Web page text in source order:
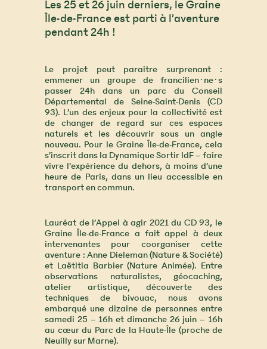
Les 25 et 26 juin derniers, le Graine
Île-de-France est parti à l’aventure
pendant 24h !
Le projet peut paraitre surprenant :
emmener un groupe de francilien·ne·s
passer 24h dans un parc du Conseil
Départemental de Seine-Saint-Denis (CD
93). L’un des enjeux pour la collectivité est
de changer de regard sur ces espaces
naturels et les découvrir sous un angle
nouveau. Pour le Graine Île-de-France, cela
s’inscrit dans la Dynamique Sortir IdF – faire
vivre l’expérience du dehors, à moins d’une
heure de Paris, dans un lieu accessible en
transport en commun.
Lauréat de l’Appel à agir 2021 du CD 93, le
Graine Île-de-France a fait appel à deux
intervenantes pour coorganiser cette
aventure : Anne Dieleman (Nature & Société)
et Laëtitia Barbier (Nature Animée). Entre
observations naturalistes, géocaching,
atelier artistique, découverte des
techniques de bivouac, nous avons
embarqué une dizaine de personnes entre
samedi 25 – 16h et dimanche 26 juin – 16h
au cœur du Parc de la Haute-Île (proche de
Neuilly sur Marne).